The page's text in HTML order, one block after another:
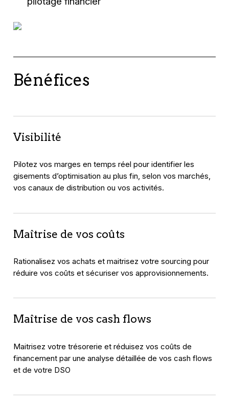
Bénéfices
Visibilité
Pilotez vos marges en temps réel pour identifier les
gisements d’optimisation au plus fin, selon vos marchés,
vos canaux de distribution ou vos activités.
Maîtrise de vos coûts
Rationalisez vos achats et maitrisez votre sourcing pour
réduire vos coûts et sécuriser vos approvisionnements.
Maîtrise de vos cash flows
Maitrisez votre trésorerie et réduisez vos coûts de
financement par une analyse détaillée de vos cash flows
et de votre DSO